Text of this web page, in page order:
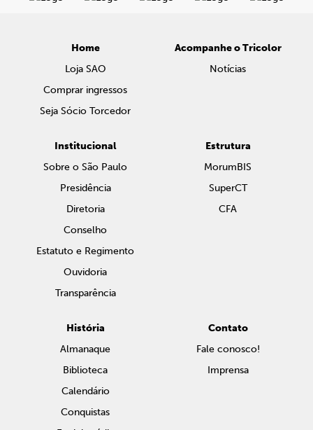
Home
Loja SAO
Comprar ingressos
Seja Sócio Torcedor
Acompanhe o Tricolor
Notícias
Institucional
Sobre o São Paulo
Presidência
Diretoria
Conselho
Estatuto e Regimento
Ouvidoria
Transparência
Estrutura
MorumBIS
SuperCT
CFA
História
Almanaque
Biblioteca
Calendário
Conquistas
Contato
Fale conosco!
Imprensa